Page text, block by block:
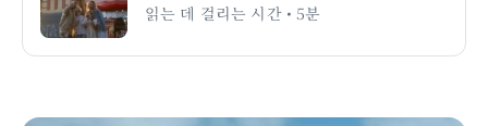
읽는 데 걸리는 시간 • 5분